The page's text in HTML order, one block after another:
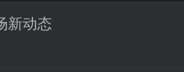
新动态